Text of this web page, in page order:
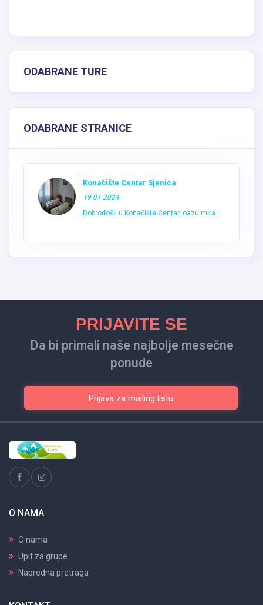
ODABRANE TURE
ODABRANE STRANICE
Konačište Centar Sjenica
19.01.2024
Dobrodošli u Konačište Centar, oazu mira i...
PRIJAVITE SE
Da bi primali naše najbolje mesečne
ponude
Prijava za mailing listu
O NAMA
O nama
Upit za grupe
Napredna pretraga